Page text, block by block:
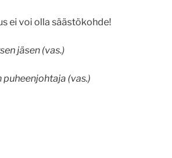
ei voi olla säästökohde!
jäsen (vas.)
(vas.)